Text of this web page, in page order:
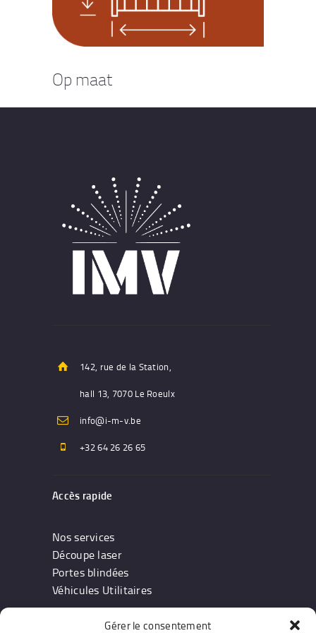
Gérer le consentement
Op maat
142, rue de la Station,
hall 13, 7070 Le Roeulx
info@i-m-v.be
+32 64 26 26 65
Accès rapide
Nos services
Découpe laser
Portes blindées
Véhicules Utilitaires